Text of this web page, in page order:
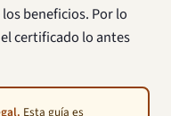
beneficios. Por lo
certificado lo antes
Esta guía es